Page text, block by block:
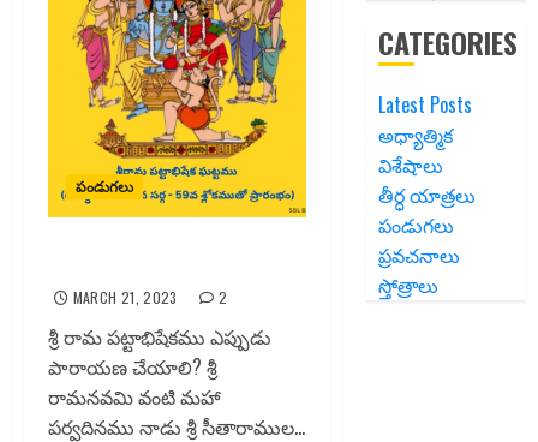
పండుగలు
MARCH 21, 2023 2
శ్రీ రామ పట్టాభిషేకము ఎప్పుడు
పారాయణ చేయాలి? శ్రీ
రామనవమి వంటి మహా
పర్వదినము నాడు శ్రీ సీతారాముల...
CATEGORIES
Latest Posts
అధ్యాత్మిక
విశేషాలు
తీర్ధ యాత్రలు
పండుగలు
ప్రవచనాలు
స్తోత్రాలు